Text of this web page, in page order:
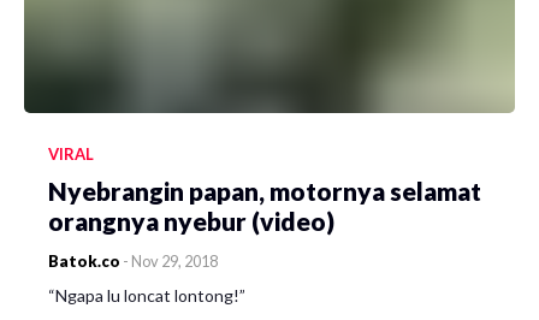
VIRAL
Nyebrangin papan, motornya selamat
orangnya nyebur (video)
Batok.co - Nov 29, 2018
“Ngapa lu loncat lontong!”